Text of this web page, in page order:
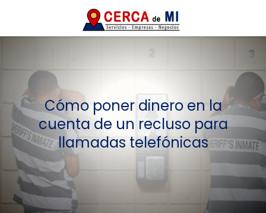
Cómo poner dinero en la
cuenta de un recluso para
llamadas telefónicas